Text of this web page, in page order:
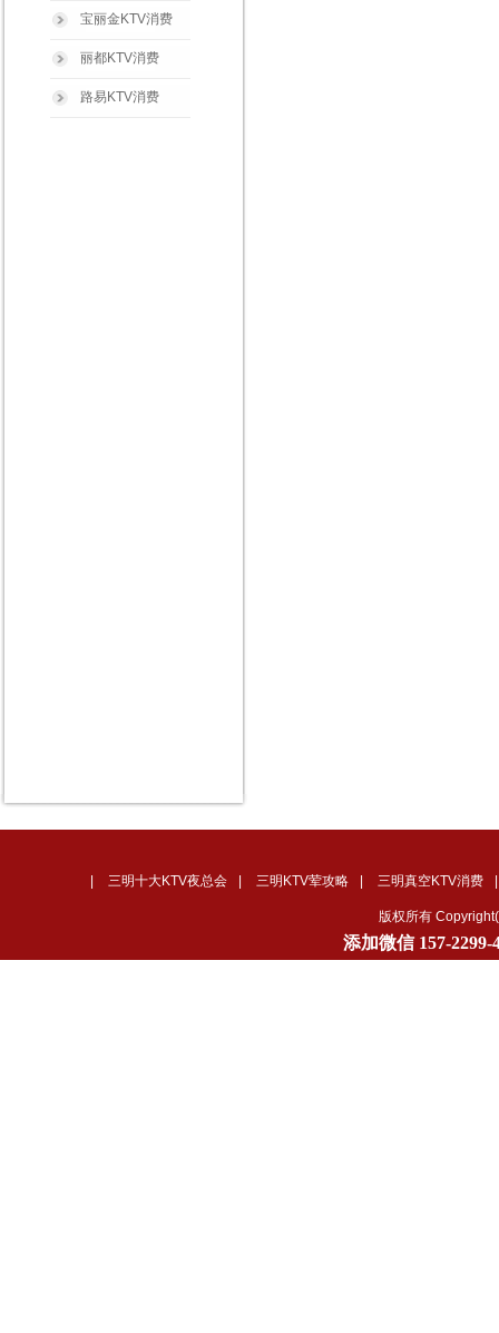
宝丽金KTV消费
丽都KTV消费
路易KTV消费
三明十大KTV夜总会 三明KTV荤攻略 三明真空KTV消费
版权所有
添加微信 157-2299-